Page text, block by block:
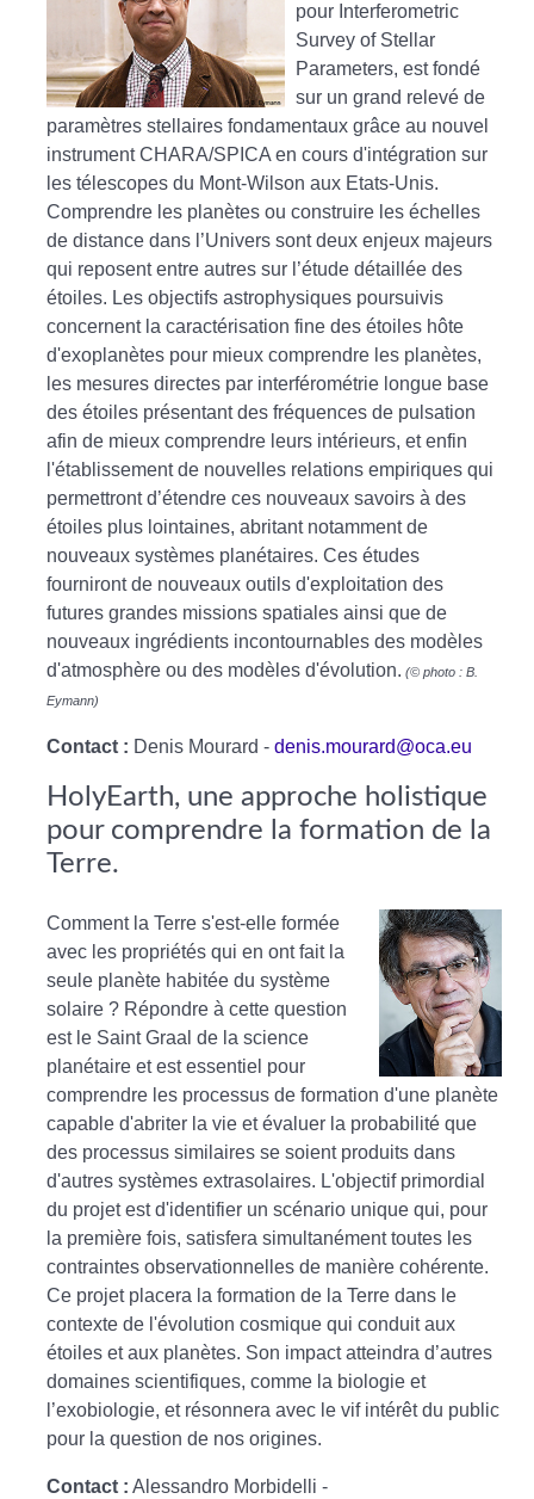
pour Interferometric
Survey of Stellar
Parameters, est fondé
sur un grand relevé de
paramètres stellaires fondamentaux grâce au nouvel
instrument CHARA/SPICA en cours d'intégration sur
les télescopes du Mont-Wilson aux Etats-Unis.
Comprendre les planètes ou construire les échelles
de distance dans l’Univers sont deux enjeux majeurs
qui reposent entre autres sur l’étude détaillée des
étoiles. Les objectifs astrophysiques poursuivis
concernent la caractérisation fine des étoiles hôte
d'exoplanètes pour mieux comprendre les planètes,
les mesures directes par interférométrie longue base
des étoiles présentant des fréquences de pulsation
afin de mieux comprendre leurs intérieurs, et enfin
l'établissement de nouvelles relations empiriques qui
permettront d’étendre ces nouveaux savoirs à des
étoiles plus lointaines, abritant notamment de
nouveaux systèmes planétaires. Ces études
fourniront de nouveaux outils d'exploitation des
futures grandes missions spatiales ainsi que de
nouveaux ingrédients incontournables des modèles
d'atmosphère ou des modèles d'évolution. (© photo : B.
Eymann)
Contact : Denis Mourard - denis.mourard@oca.eu
HolyEarth, une approche holistique
pour comprendre la formation de la
Terre.
Comment la Terre s'est-elle formée
avec les propriétés qui en ont fait la
seule planète habitée du système
solaire ? Répondre à cette question
est le Saint Graal de la science
planétaire et est essentiel pour
comprendre les processus de formation d'une planète
capable d'abriter la vie et évaluer la probabilité que
des processus similaires se soient produits dans
d'autres systèmes extrasolaires. L'objectif primordial
du projet est d'identifier un scénario unique qui, pour
la première fois, satisfera simultanément toutes les
contraintes observationnelles de manière cohérente.
Ce projet placera la formation de la Terre dans le
contexte de l'évolution cosmique qui conduit aux
étoiles et aux planètes. Son impact atteindra d’autres
domaines scientifiques, comme la biologie et
l’exobiologie, et résonnera avec le vif intérêt du public
pour la question de nos origines.
Contact : Alessandro Morbidelli -